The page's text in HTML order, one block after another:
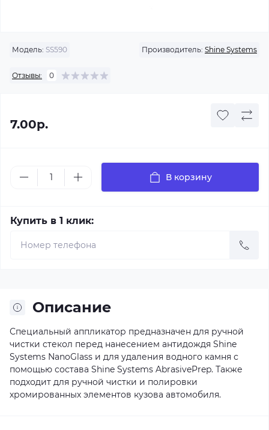
Модель: SS590 Производитель: Shine Systems
Отзывы: 0
7.00р.
В корзину
Купить в 1 клик:
Описание
Специальный аппликатор предназначен для ручной
чистки стекол перед нанесением антидождя Shine
Systems NanoGlass и для удаления водного камня с
помощью состава Shine Systems AbrasivePrep. Также
подходит для ручной чистки и полировки
хромированных элементов кузова автомобиля.